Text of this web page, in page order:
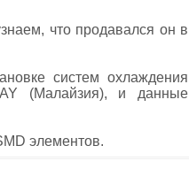
что продавался он в
систем охлаждения
(Малайзия), и данные
элементов.